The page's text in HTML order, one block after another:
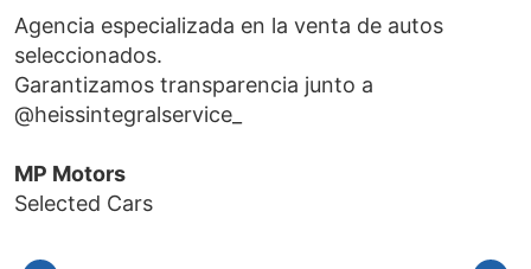
Agencia especializada en la venta de autos
seleccionados.
Garantizamos transparencia junto a
@heissintegralservice_
MP Motors